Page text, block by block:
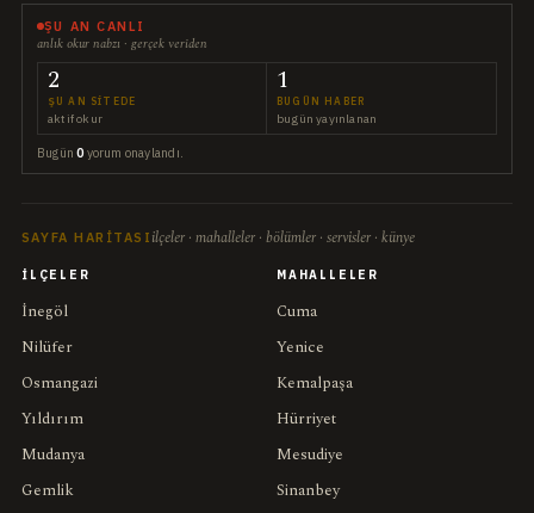
ŞU AN CANLI
anlık okur nabzı · gerçek veriden
2
ŞU AN SITEDE
aktif okur
1
BUGÜN HABER
bugün yayınlanan
Bugün0 yorum onaylandı.
SAYFA HARITASI ilçeler · mahalleler · bölümler · servisler · künye
İLÇELER
İnegöl
Nilüfer
Osmangazi
Yıldırım
Mudanya
Gemlik
MAHALLELER
Cuma
Yenice
Kemalpaşa
Hürriyet
Mesudiye
Sinanbey